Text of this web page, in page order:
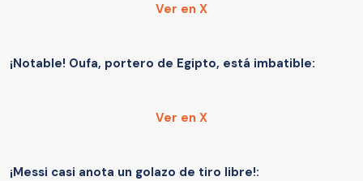
Ver en X
¡Notable! Oufa, portero de Egipto, está imbatible:
Ver en X
¡Messi casi anota un golazo de tiro libre!: